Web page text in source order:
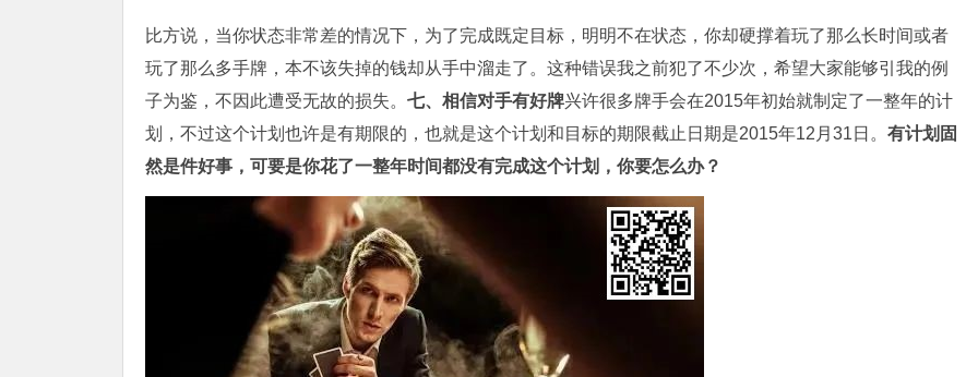
比方说，当你状态非常差的情况下，为了完成既定目标，明明不在状态，你却硬撑着玩了那么长时间或者
玩了那么多手牌，本不该失掉的钱却从手中溜走了。这种错误我之前犯了不少次，希望大家能够引我的例
子为鉴，不因此遭受无故的损失。 七、相信对手有好牌兴许很多牌手会在2015年初始就制定了一整年的计
划，不过这个计划也许是有期限的，也就是这个计划和目标的期限截止日期是2015年12月31日。 有计划固
然是件好事，可要是你花了一整年时间都没有完成这个计划，你要怎么办？